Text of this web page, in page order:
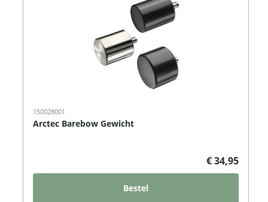
150028001
Arctec Barebow Gewicht
€ 34,95
Bestel